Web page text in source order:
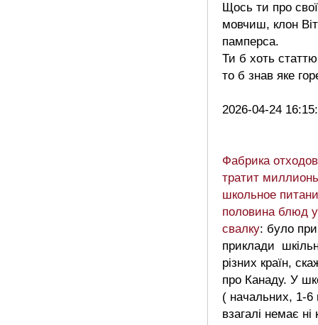
Щось ти про
мовчиш, клон
памперса.
Ти б хоть
то б знав яке
2026-04-24
Фабрика
тратит
школьное
половина блюд
свалку: було
приклади
різних країн,
про Канаду. У
( начальних, 1-6
взагалі немає ні